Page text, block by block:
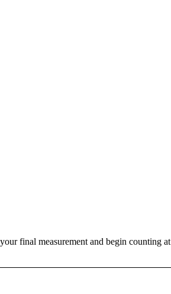
final measurement and begin counting at